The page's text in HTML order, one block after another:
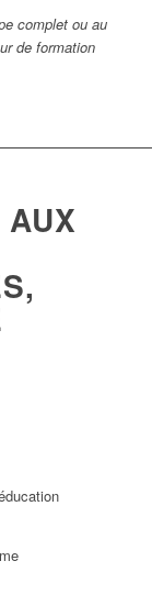
complet ou au
de formation